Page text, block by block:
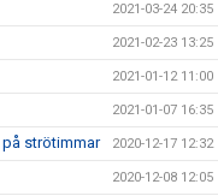
2021-03-24 20:35
2021-02-23 13:25
2021-01-12 11:00
2021-01-07 16:35
strötimmar 2020-12-17 12:32
2020-12-08 12:05